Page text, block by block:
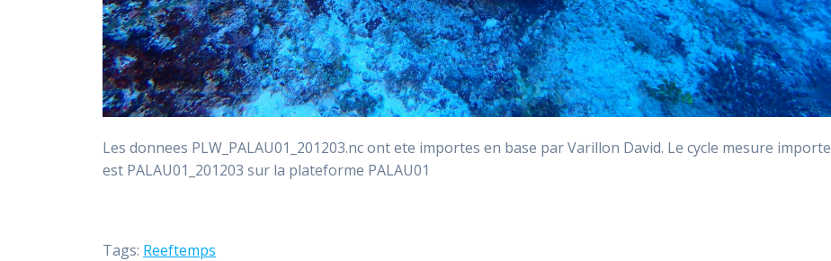
Les donnees PLW_PALAU01_201203.nc ont ete importes en base par Varillon David. Le cycle mesure importe
est PALAU01_201203 sur la plateforme PALAU01
Tags: Reeftemps